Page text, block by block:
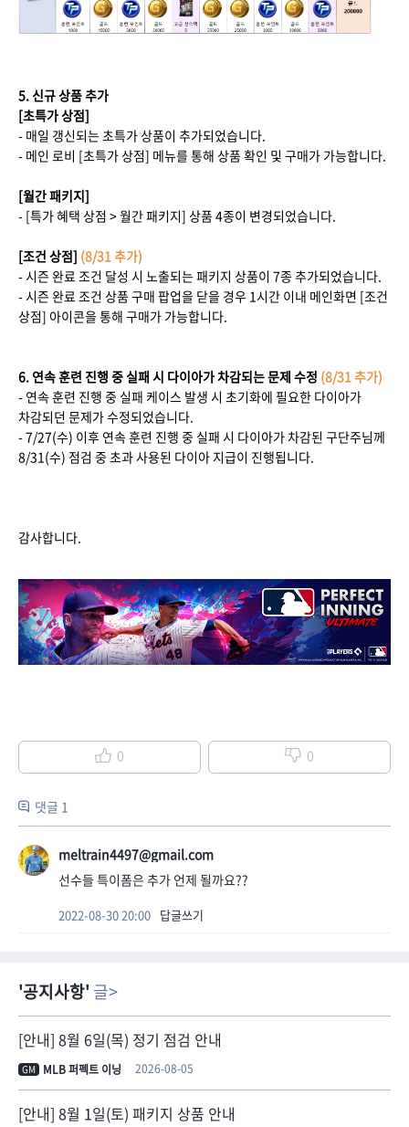
5. 신규 상품 추가
[초특가 상점]
- 매일 갱신되는 초특가 상품이 추가되었습니다.
- 메인 로비 [초특가 상점] 메뉴를 통해 상품 확인 및 구매가 가능합니다.
[월간 패키지]
- [특가 혜택 상점 > 월간 패키지] 상품 4종이 변경되었습니다.
[조건 상점] (8/31 추가)
- 시즌 완료 조건 달성 시 노출되는 패키지 상품이 7종 추가되었습니다.
- 시즌 완료 조건 상품 구매 팝업을 닫을 경우 1시간 이내 메인화면 [조건
상점] 아이콘을 통해 구매가 가능합니다.
6. 연속 훈련 진행 중 실패 시 다이아가 차감되는 문제 수정 (8/31 추가)
- 연속 훈련 진행 중 실패 케이스 발생 시 초기화에 필요한 다이아가
차감되던 문제가 수정되었습니다.
- 7/27(수) 이후 연속 훈련 진행 중 실패 시 다이아가 차감된 구단주님께
8/31(수) 점검 중 초과 사용된 다이아 지급이 진행됩니다.
감사합니다.
0 0
댓글 1
meltrain4497@gmail.com
선수들 특이폼은 추가 언제 될까요??
2022-08-30 20:00 답글쓰기
공지사항 글
[안내] 8월 6일(목) 정기 점검 안내
GM MLB 퍼펙트 이닝 2026-08-05
[안내] 8월 1일(토) 패키지 상품 안내